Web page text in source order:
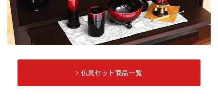
仏具セット商品一覧